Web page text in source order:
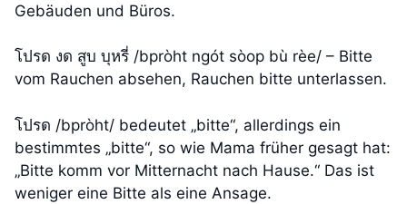
Gebäuden und Büros.
โปรด งด สูบ บุหรี่ /bpròht ngót sòop bù rèe/ – Bitte
vom Rauchen absehen, Rauchen bitte unterlassen.
โปรด /bpròht/ bedeutet „bitte“, allerdings ein
bestimmtes „bitte“, so wie Mama früher gesagt hat:
„Bitte komm vor Mitternacht nach Hause.“ Das ist
weniger eine Bitte als eine Ansage.